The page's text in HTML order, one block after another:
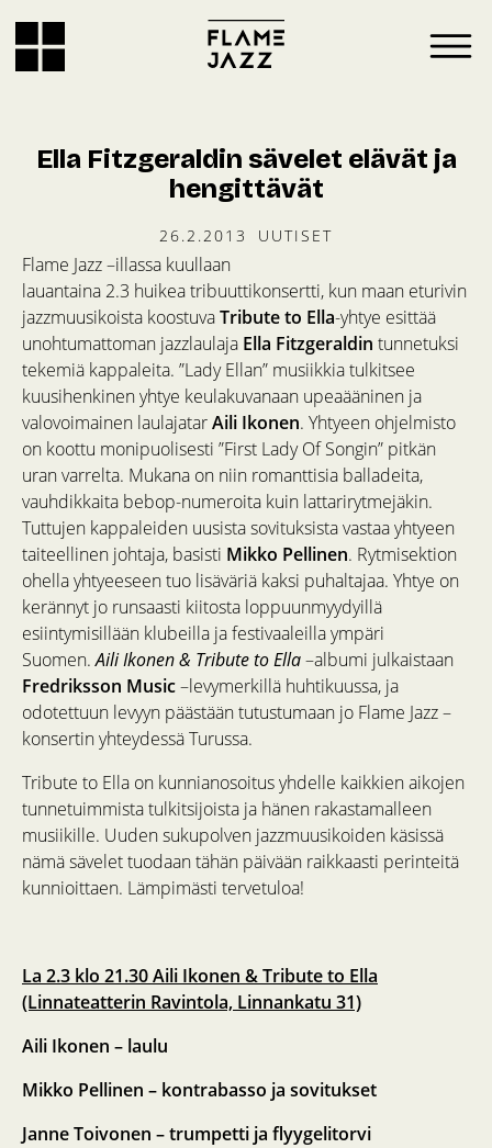
Ella Fitzgeraldin sävelet elävät ja
hengittävät
26.2.2013 UUTISET
Flame Jazz –illassa kuullaan
lauantaina 2.3 huikea tribuuttikonsertti, kun maan eturivin
jazzmuusikoista koostuvaTribute to Ella-yhtye esittää
unohtumattoman jazzlaulaja Ella Fitzgeraldin tunnetuksi
tekemiä kappaleita. ”Lady Ellan” musiikkia tulkitsee
kuusihenkinen yhtye keulakuvanaan upeaääninen ja
valovoimainen laulajatarAili Ikonen. Yhtyeen ohjelmisto
on koottu monipuolisesti ”First Lady Of Songin” pitkän
uran varrelta. Mukana on niin romanttisia balladeita,
vauhdikkaita bebop-numeroita kuin lattarirytmejäkin.
Tuttujen kappaleiden uusista sovituksista vastaa yhtyeen
taiteellinen johtaja, basisti Mikko Pellinen. Rytmisektion
ohella yhtyeeseen tuo lisäväriä kaksi puhaltajaa. Yhtye on
kerännyt jo runsaasti kiitosta loppuunmyydyillä
esiintymisillään klubeilla ja festivaaleilla ympäri
Suomen.Aili Ikonen & Tribute to Ella–albumi julkaistaan
Fredriksson Music–levymerkillä huhtikuussa, ja
odotettuun levyyn päästään tutustumaan jo Flame Jazz –
konsertin yhteydessä Turussa.
Tribute to Ella on kunnianosoitus yhdelle kaikkien aikojen
tunnetuimmista tulkitsijoista ja hänen rakastamalleen
musiikille. Uuden sukupolven jazzmuusikoiden käsissä
nämä sävelet tuodaan tähän päivään raikkaasti perinteitä
kunnioittaen. Lämpimästi tervetuloa!
La 2.3 klo 21.30 Aili Ikonen & Tribute to Ella
(Linnateatterin Ravintola, Linnankatu 31)
Aili Ikonen – laulu
Mikko Pellinen – kontrabasso ja sovitukset
Janne Toivonen – trumpetti ja flyygelitorvi